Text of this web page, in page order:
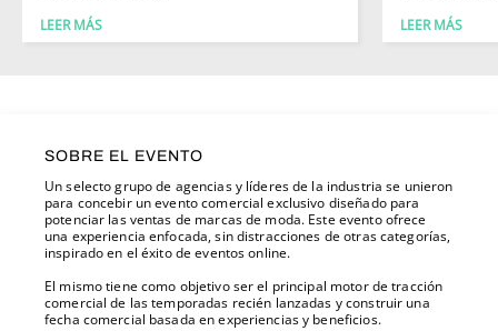
LEER MÁS LEER MÁS
SOBRE EL EVENTO
Un selecto grupo de agencias y líderes de la industria se unieron
para concebir un evento comercial exclusivo diseñado para
potenciar las ventas de marcas de moda. Este evento ofrece
una experiencia enfocada, sin distracciones de otras categorías,
inspirado en el éxito de eventos online.
El mismo tiene como objetivo ser el principal motor de tracción
comercial de las temporadas recién lanzadas y construir una
fecha comercial basada en experiencias y beneficios.